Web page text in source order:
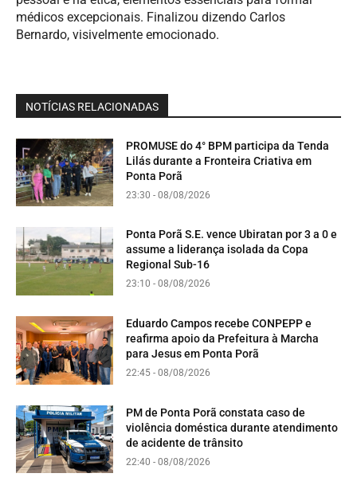
médicos excepcionais. Finalizou dizendo Carlos
Bernardo, visivelmente emocionado.
NOTÍCIAS RELACIONADAS
PROMUSE do 4° BPM participa da Tenda
Lilás durante a Fronteira Criativa em
Ponta Porã
23:30 - 08/08/2026
Ponta Porã S.E. vence Ubiratan por 3 a 0 e
assume a liderança isolada da Copa
Regional Sub-16
23:10 - 08/08/2026
Eduardo Campos recebe CONPEPP e
reafirma apoio da Prefeitura à Marcha
para Jesus em Ponta Porã
22:45 - 08/08/2026
PM de Ponta Porã constata caso de
violência doméstica durante atendimento
de acidente de trânsito
22:40 - 08/08/2026